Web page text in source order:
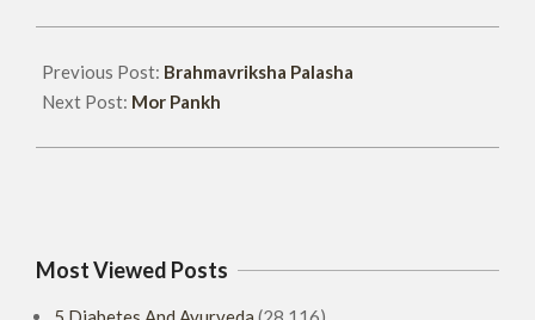
Previous Post: Brahmavriksha Palasha
Next Post: Mor Pankh
Most Viewed Posts